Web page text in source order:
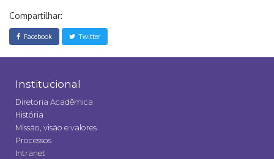
Compartilhar:
Facebook Twitter
Institucional
Diretoria Acadêmica
História
Missão, visão e valores
Processos
Intranet